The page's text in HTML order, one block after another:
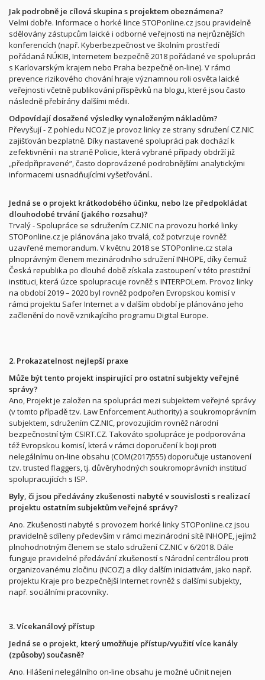
Jak podrobně je cílová skupina s projektem obeznámena?
Velmi dobře. Informace o horké lince STOPonline.cz jsou pravidelně
sdělovány zástupcům laické i odborné veřejnosti na nejrůznějších
konferencích (např. Kyberbezpečnost ve školním prostředí
pořádaná NÚKIB, Internetem bezpečně 2018 pořádané ve spolupráci
s Karlovarským krajem nebo Praha bezpečně on-line). V rámci
prevence rizikového chování hraje významnou roli osvěta laické
veřejnosti včetně publikování příspěvků na blogu, které jsou často
následně přebírány dalšími médii.
Odpovídají dosažené výsledky vynaloženým nákladům?
Převyšují - Z pohledu NCOZ je provoz linky ze strany sdružení CZ.NIC
zajišťován bezplatně. Díky nastavené spolupráci pak dochází k
zefektivnění i na straně Policie, která vybrané případy obdrží již
„předpřipravené“, často doprovázené podrobnějšími analytickými
informacemi usnadňujícími vyšetřování..
Jedná se o projekt krátkodobého účinku, nebo lze předpokládat
dlouhodobé trvání (jakého rozsahu)?
Trvalý - Spolupráce se sdružením CZ.NIC na provozu horké linky
STOPonline.cz je plánována jako trvalá, což potvrzuje rovněž
uzavřené memorandum. V květnu 2018 se STOPonline.cz stala
plnoprávným členem mezinárodního sdružení INHOPE, díky čemuž
Česká republika po dlouhé době získala zastoupení v této prestižní
instituci, která úzce spolupracuje rovněž s INTERPOLem. Provoz linky
na období 2019 – 2020 byl rovněž podpořen Evropskou komisí v
rámci projektu Safer Internet a v dalším období je plánováno jeho
začlenění do nově vznikajícího programu Digital Europe.
2. Prokazatelnost nejlepší praxe
Může být tento projekt inspirující pro ostatní subjekty veřejné
správy?
Ano, Projekt je založen na spolupráci mezi subjektem veřejné správy
(v tomto případě tzv. Law Enforcement Authority) a soukromoprávním
subjektem, sdružením CZ.NIC, provozujícím rovněž národní
bezpečnostní tým CSIRT.CZ. Takováto spolupráce je podporována
též Evropskou komisí, která v rámci doporučení k boji proti
nelegálnímu on-line obsahu (COM(2017)555) doporučuje ustanovení
tzv. trusted flaggers, tj. důvěryhodných soukromoprávních institucí
spolupracujících s ISP.
Byly, či jsou předávány zkušenosti nabyté v souvislosti s realizací
projektu ostatním subjektům veřejné správy?
Ano. Zkušenosti nabyté s provozem horké linky STOPonline.cz jsou
pravidelně sdíleny především v rámci mezinárodní sítě INHOPE, jejímž
plnohodnotným členem se stalo sdružení CZ.NIC v 6/2018. Dále
funguje pravidelné předávání zkušeností s Národní centrálou proti
organizovanému zločinu (NCOZ) a díky dalším iniciativám, jako např.
projektu Kraje pro bezpečnější Internet rovněž s dalšími subjekty,
např. sociálními pracovníky.
3. Vícekanálový přístup
Jedná se o projekt, který umožňuje přístup/využití více kanály
(způsoby) současně?
Ano. Hlášení nelegálního on-line obsahu je možné učinit nejen